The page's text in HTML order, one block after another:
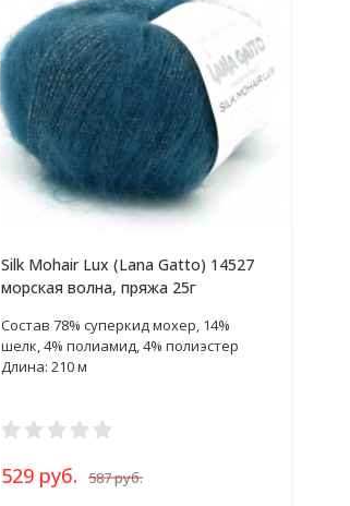
Silk Mohair Lux (Lana Gatto) 14527
морская волна, пряжа 25г
Состав 78% суперкид мохер, 14%
шелк, 4% полиамид, 4% полиэстер
Длина: 210 м
529 руб. 587 руб.